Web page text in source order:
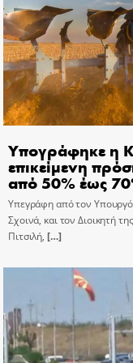
Υπογράφηκε η
επικείμενη
από 50% έως
Υπεγράφη από τον
Σχοινά, και τον Διοικητή
Πιτσιλή, […]